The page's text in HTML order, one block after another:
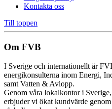
Kontakta oss
Till toppen
Om FVB
I Sverige och internationellt är
energikonsulterna inom Energi,
samt Vatten & Avlopp.
Genom våra lokalkontor i
erbjuder vi ökat kundvärde